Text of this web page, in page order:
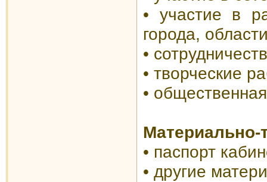
• участие в
города,
•
• творческие
•
Материально-
• паспорт
• другие